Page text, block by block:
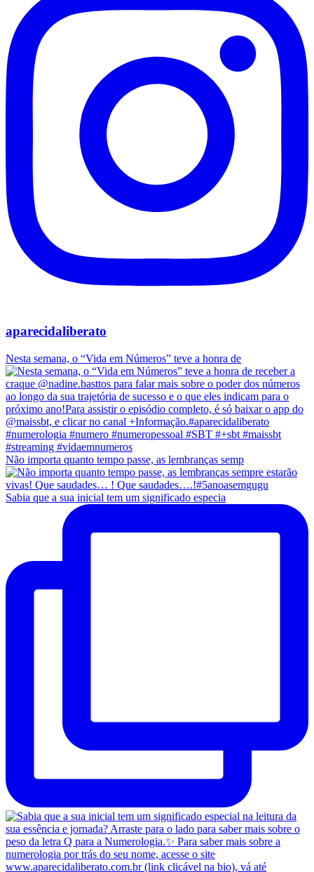
aparecidaliberato
Nesta semana, o “Vida em Números” teve a honra de
Não importa quanto tempo passe, as lembranças semp
Sabia que a sua inicial tem um significado especia